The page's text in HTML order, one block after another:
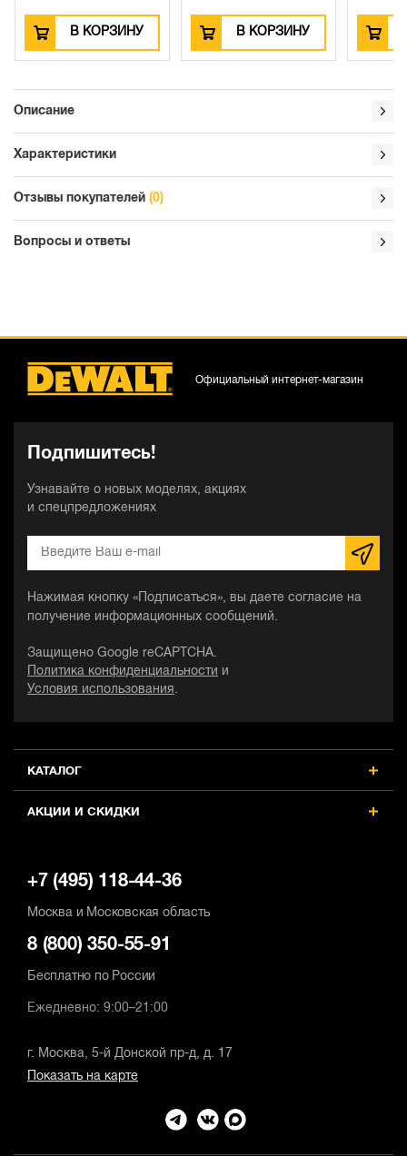
В КОРЗИНУ В КОРЗИНУ
Описание
Характеристики
Отзывы покупателей (0)
Вопросы и ответы
КАТАЛОГ
АКЦИИ И СКИДКИ
Подпишитесь!
Узнавайте о новых моделях, акциях
и спецпредложениях
Нажимая кнопку «Подписаться», вы даете согласие на
получение информационных сообщений.
Защищено Google reCAPTCHA.
Политика конфиденциальности и
Условия использования.
Официальный интернет-магазин
+7 (495) 118-44-36
Москва и Московская область
8 (800) 350-55-91
Бесплатно по России
Ежедневно: 9:00–21:00
г. Москва, 5-й Донской пр-д, д. 17
Показать на карте